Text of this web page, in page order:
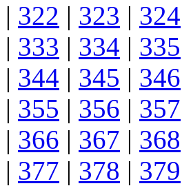
| 322 | 323 | 324
| 333 | 334 | 335
| 344 | 345 | 346
| 355 | 356 | 357
| 366 | 367 | 368
| 377 | 378 | 379